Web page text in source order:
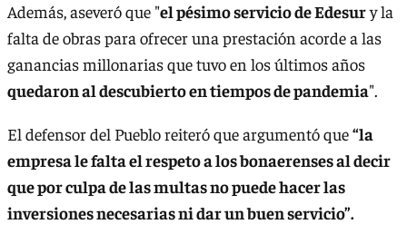
Además, aseveró que "el pésimo servicio de Edesury la
falta de obras para ofrecer una prestación acorde a las
ganancias millonarias que tuvo en los últimos años
quedaron al descubierto en tiempos de pandemia".
El defensor del Pueblo reiteró que argumentó que“la
empresa le falta el respeto a los bonaerenses al decir
que por culpa de las multas no puede hacer las
inversiones necesarias ni dar un buen servicio”.